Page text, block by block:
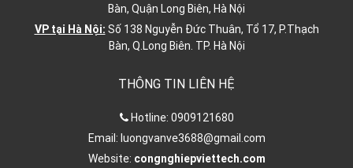
Bàn, Quận Long Biên, Hà Nội
VP tại Hà Nội: Số 138 Nguyễn Đức Thuân, Tổ 17, P.Thạch
Bàn, Q.Long Biên. TP. Hà Nội
THÔNG TIN LIÊN HỆ
Hotline: 0909121680
Email: luongvanve3688@gmail.com
Website: congnghiepviettech.com